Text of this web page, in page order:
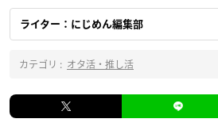
ライター：にじめん編集部
カテゴリ : オタ活・推し活